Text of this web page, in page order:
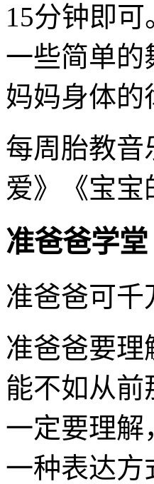
15分钟即
一些简单的
妈妈身体的
每周胎教音
爱》《宝
准爸爸学堂
准爸爸可千
准爸爸要
能不如从
一定要理解
一种表达方